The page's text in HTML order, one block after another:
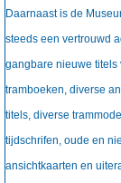
Daarnaast is de
steeds een vertrouwd
gangbare nieuwe titels
tramboeken, diverse
titels, diverse
tijdschrifen, oude en
ansichtkaarten en